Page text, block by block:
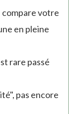
votre
en pleine
rare passé
pas encore